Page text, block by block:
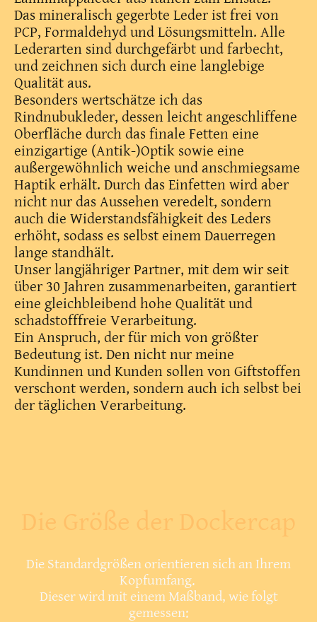
Das mineralisch gegerbte Leder ist frei von
PCP, Formaldehyd und Lösungsmitteln. Alle
Lederarten sind durchgefärbt und farbecht,
und zeichnen sich durch eine langlebige
Qualität aus.
Besonders wertschätze ich das
Rindnubukleder, dessen leicht angeschliffene
Oberfläche durch das finale Fetten eine
einzigartige (Antik-)Optik sowie eine
außergewöhnlich weiche und anschmiegsame
Haptik erhält. Durch das Einfetten wird aber
nicht nur das Aussehen veredelt, sondern
auch die Widerstandsfähigkeit des Leders
erhöht, sodass es selbst einem Dauerregen
lange standhält.
Unser langjähriger Partner, mit dem wir seit
über 30 Jahren zusammenarbeiten, garantiert
eine gleichbleibend hohe Qualität und
schadstofffreie Verarbeitung.
Ein Anspruch, der für mich von größter
Bedeutung ist. Den nicht nur meine
Kundinnen und Kunden sollen von Giftstoffen
verschont werden, sondern auch ich selbst bei
der täglichen Verarbeitung.
Die Standardgrößen orientieren sich an Ihrem
Kopfumfang.
Dieser wird mit einem Maßband, wie folgt
gemessen: